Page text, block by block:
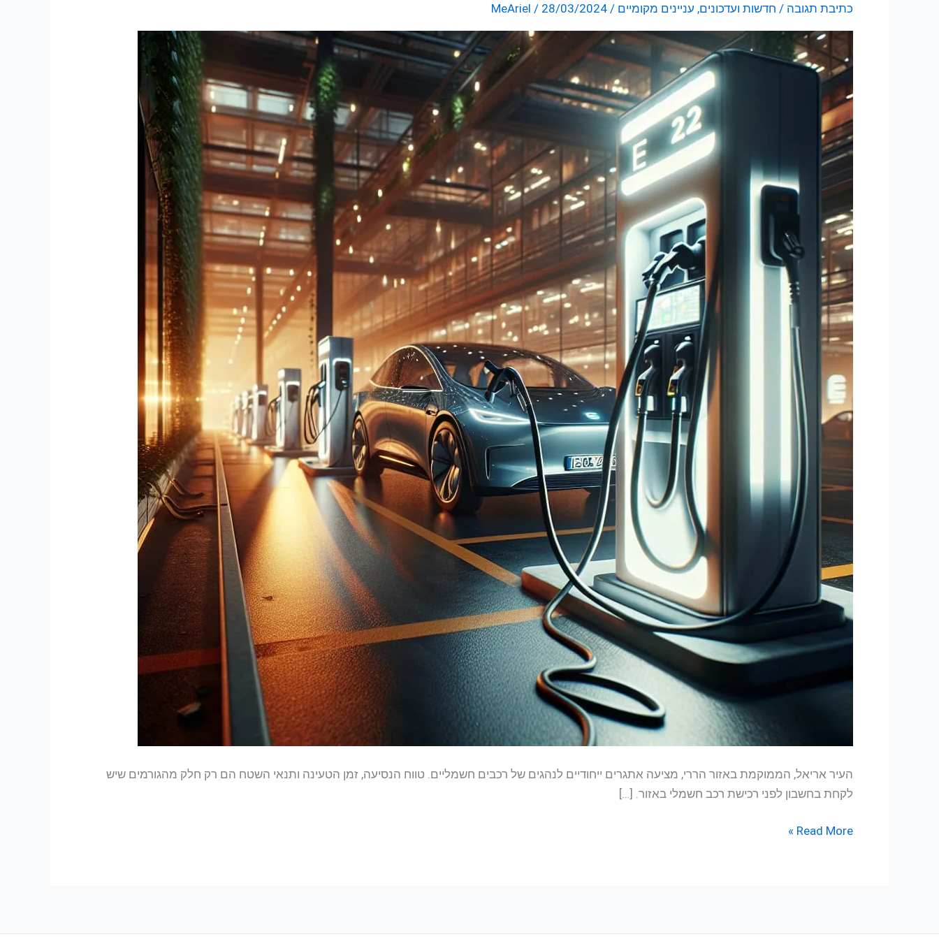
כתיבת תגובה / חדשות ועדכונים, עניינים מקומיים /
MeAriel / 28/03/2024
העיר אריאל, הממוקמת באזור הררי, מציעה אתגרים ייחודיים לנהגים של רכבים חשמליים. טווח הנסיעה, זמן הטעינה ותנאי השטח הם רק חלק מהגורמים שיש
לקחת בחשבון לפני רכישת רכב חשמלי באזור. […]
באריאל:
עמדות
טעינה
וסקירת
מצב
Read More »